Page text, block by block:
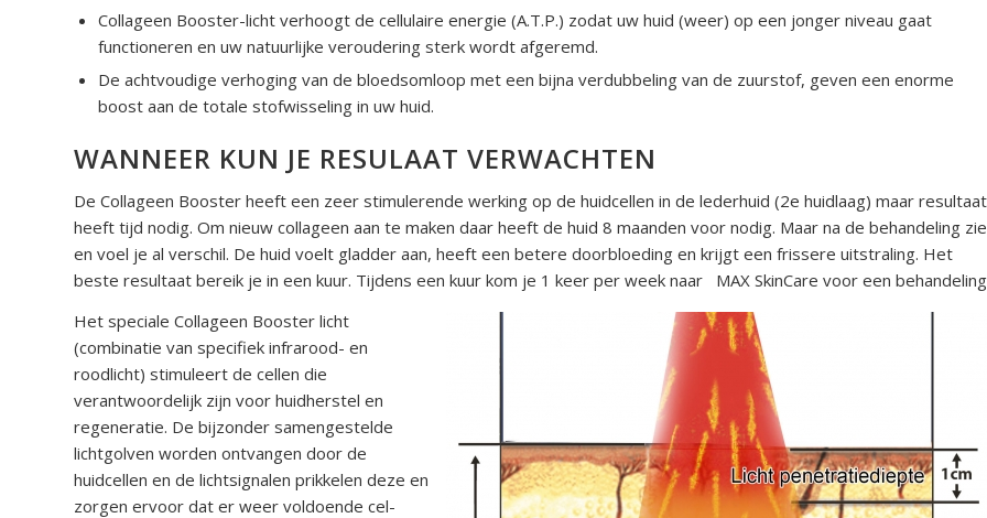
Collageen Booster-licht verhoogt de cellulaire energie (A.T.P.) zodat uw huid (weer) op een jonger niveau gaat
functioneren en uw natuurlijke veroudering sterk wordt afgeremd.
De achtvoudige verhoging van de bloedsomloop met een bijna verdubbeling van de zuurstof, geven een enorme
boost aan de totale stofwisseling in uw huid.
WANNEER KUN JE RESULAAT VERWACHTEN
De Collageen Booster heeft een zeer stimulerende werking op de huidcellen in de lederhuid (2e huidlaag) maar resultaat
heeft tijd nodig. Om nieuw collageen aan te maken daar heeft de huid 8 maanden voor nodig. Maar na de behandeling zie
en voel je al verschil. De huid voelt gladder aan, heeft een betere doorbloeding en krijgt een frissere uitstraling. Het
beste resultaat bereik je in een kuur. Tijdens een kuur kom je 1 keer per week naar MAX SkinCare voor een
Het speciale Collageen Booster licht
(combinatie van specifiek infrarood- en
roodlicht) stimuleert de cellen die
verantwoordelijk zijn voor huidherstel en
regeneratie. De bijzonder samengestelde
lichtgolven worden ontvangen door de
huidcellen en de lichtsignalen prikkelen deze en
zorgen ervoor dat er weer voldoende cel-